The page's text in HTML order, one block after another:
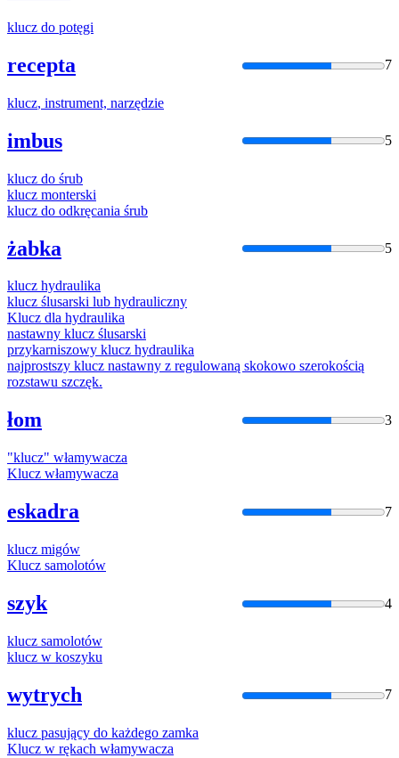
klucz do potęgi
recepta 7
klucz, instrument, narzędzie
imbus 5
klucz do śrub
klucz monterski
klucz do odkręcania śrub
żabka 5
klucz hydraulika
klucz ślusarski lub hydrauliczny
Klucz dla hydraulika
nastawny klucz ślusarski
przykarniszowy klucz hydraulika
najprostszy klucz nastawny z regulowaną skokowo szerokością
rozstawu szczęk.
łom 3
"klucz" włamywacza
Klucz włamywacza
eskadra 7
klucz migów
Klucz samolotów
szyk 4
klucz samolotów
klucz w koszyku
wytrych 7
klucz pasujący do każdego zamka
Klucz w rękach włamywacza